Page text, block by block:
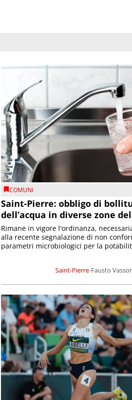
COMUNI
Saint-Pierre: obbligo di
dell’acqua in diverse zone
Saint-Pierre Fausto
Rimane in vigore l'ordinanza,
alla recente segnalazione di non
parametri microbiologici per la